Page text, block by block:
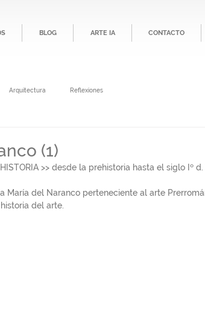
BLOG ARTE IA CONTACTO
Arquitectura Reflexiones
(1)
>> desde la prehistoria hasta el siglo Iº d.
del Naranco perteneciente al arte
del arte.